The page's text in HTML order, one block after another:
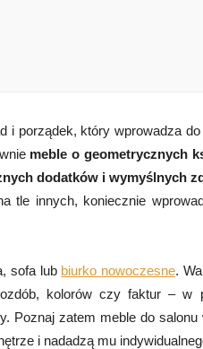
i porządek, który wprowadza
meble o geometrycznych
dodatków i wymyślnych
tle innych, koniecznie
sofa lub biurko nowoczesne.
kolorów czy faktur – w
Poznaj zatem meble do
i nadadzą mu